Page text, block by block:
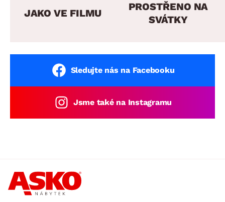
JAKO VE FILMU
PROSTŘENO NA
SVÁTKY
Sledujte nás na Facebooku
Jsme také na Instagramu